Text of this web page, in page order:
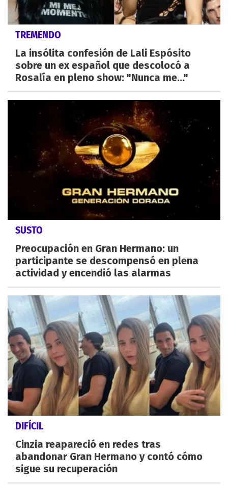
TREMENDO
La insólita confesión de Lali Espósito
sobre un ex español que descolocó a
Rosalía en pleno show: "Nunca me..."
SUSTO
Preocupación en Gran Hermano: un
participante se descompensó en plena
actividad y encendió las alarmas
DIFÍCIL
Cinzia reapareció en redes tras
abandonar Gran Hermano y contó cómo
sigue su recuperación